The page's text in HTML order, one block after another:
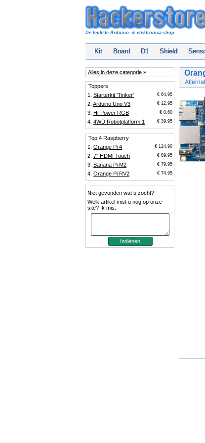
De leukste Arduino- & elektronica-shop
Kit Board D1 Shield
Alles in deze categorie »
Toppers
1. Starterkit 'Tinker' € 64,95
2. Arduino Uno V3 € 12,95
3. Hi-Power RGB € 0,60
4. 4WD Robotplatform 1 € 39,95
Top 4 Raspberry
1. Orange Pi 4 € 124,90
2. 7'' HDMI Touch € 89,95
3. Banana Pi M2 € 79,95
4. Orange Pi RV2 € 74,95
Niet gevonden wat u zocht?
Welk artikel mist u nog op onze
site? Ik mis: